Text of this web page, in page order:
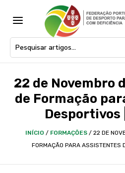
a
22 de Novembro
de Formação
Desportivos
INÍCIO / FORMAÇÕES / 22 DE
FORMAÇÃO PARA ASSISTENTES